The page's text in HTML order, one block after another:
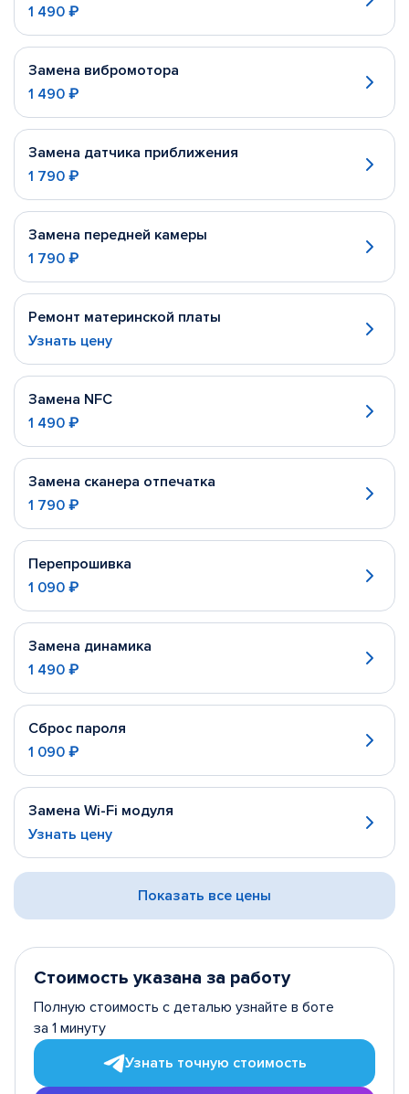
1 490 ₽
Замена вибромотора
1 490 ₽
Замена датчика приближения
1 790 ₽
Замена передней камеры
1 790 ₽
Ремонт материнской платы
Узнать цену
Замена NFC
1 490 ₽
Замена сканера отпечатка
1 790 ₽
Перепрошивка
1 090 ₽
Замена динамика
1 490 ₽
Сброс пароля
1 090 ₽
Замена Wi-Fi модуля
Узнать цену
Показать все цены
Стоимость указана за работу
Полную стоимость с деталью узнайте в боте
за 1 минуту
Узнать точную стоимость